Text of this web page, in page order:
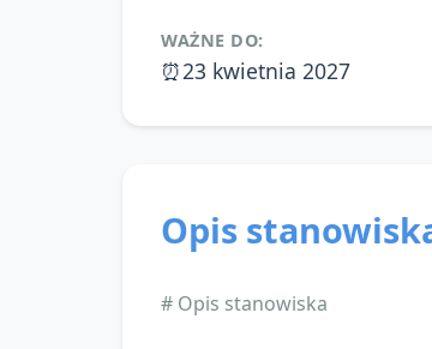
WAŻNE DO:
⏰23 kwietnia 2027
Opis
# Opis stanowiska